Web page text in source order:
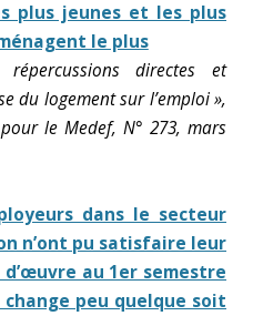
plus jeunes et les plus
le plus
directes et
du logement sur l’emploi »,
pour le Medef, N° 273, mars
dans le secteur
n’ont pu satisfaire leur
au 1er semestre
change peu quelque soit